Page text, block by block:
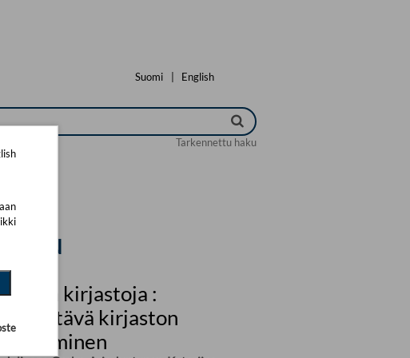
Suomi English
Tarkennettu haku
Johda kirjastoja :
Kehittävä kirjaston
johtaminen